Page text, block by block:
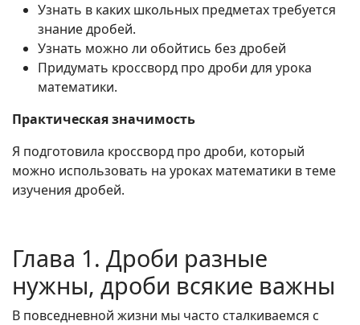
Узнать в каких школьных предметах требуется
знание дробей.
Узнать можно ли обойтись без дробей
Придумать кроссворд про дроби для урока
математики.
Практическая значимость
Я подготовила кроссворд про дроби, который
можно использовать на уроках математики в теме
изучения дробей.
Глава 1. Дроби разные
нужны, дроби всякие важны
В повседневной жизни мы часто сталкиваемся с